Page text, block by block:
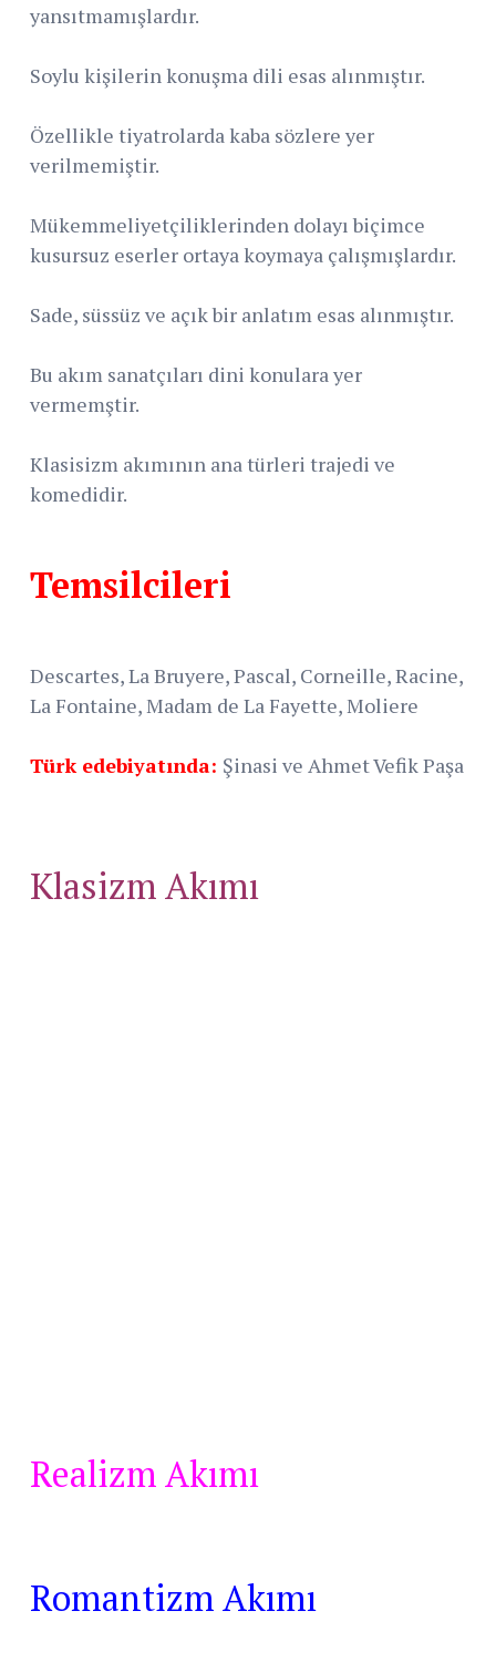
yansıtmamışlardır.
Soylu kişilerin konuşma dili esas alınmıştır.
Özellikle tiyatrolarda kaba sözlere yer
verilmemiştir.
Mükemmeliyetçiliklerinden dolayı biçimce
kusursuz eserler ortaya koymaya çalışmışlardır.
Sade, süssüz ve açık bir anlatım esas alınmıştır.
Bu akım sanatçıları dini konulara yer
vermemştir.
Klasisizm akımının ana türleri trajedi ve
komedidir.
Temsilcileri
Descartes, La Bruyere, Pascal, Corneille, Racine,
La Fontaine, Madam de La Fayette, Moliere
Türk edebiyatında: Şinasi ve Ahmet Vefik Paşa
Klasizm Akımı
Realizm Akımı
Romantizm Akımı